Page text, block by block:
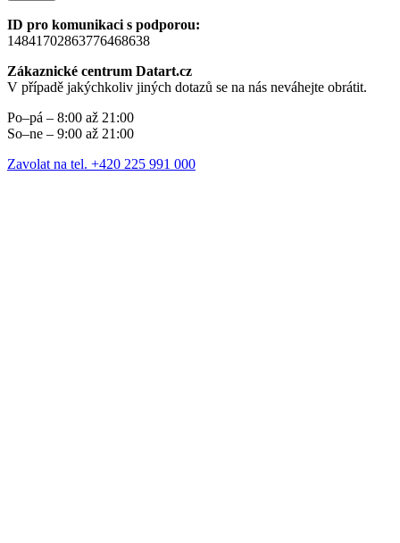
ID pro komunikaci s podporou:
14841702863776468638
Zákaznické centrum Datart.cz
V případě jakýchkoliv jiných dotazů se na nás neváhejte obrátit.
Po–pá – 8:00 až 21:00
So–ne – 9:00 až 21:00
Zavolat na tel. +420 225 991 000